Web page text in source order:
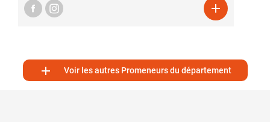

 Voir les autres Promeneurs du département